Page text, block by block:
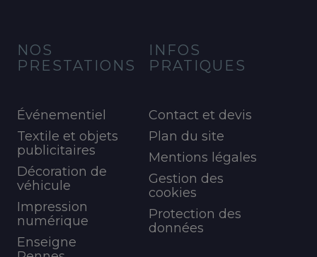
NOS
PRESTATIONS
Événementiel
Textile et objets
publicitaires
Décoration de
véhicule
Impression
numérique
Enseigne
INFOS
PRATIQUES
Contact et devis
Plan du site
Mentions légales
Gestion des
cookies
Protection des
données